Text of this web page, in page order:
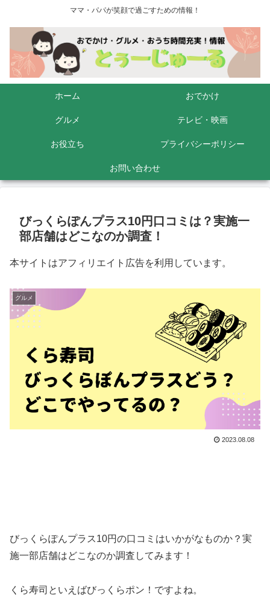
ママ・パパが笑顔で過ごすための情報！
ホーム おでかけ
グルメ テレビ・映画
お役立ち プライバシーポリシー
お問い合わせ
びっくらぽんプラス10円口コミは？実施一
部店舗はどこなのか調査！
本サイトはアフィリエイト広告を利用しています。
グルメ
2023.08.08
びっくらぽんプラス10円の口コミはいかがなものか？実
施一部店舗はどこなのか調査してみます！
くら寿司といえばびっくらポン！ですよね。